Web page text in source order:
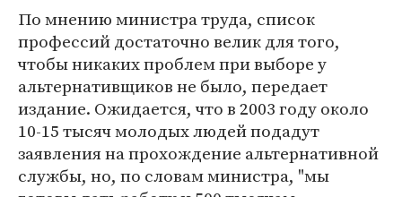
По мнению министра труда, список
профессий достаточно велик для того,
чтобы никаких проблем при выборе у
альтернативщиков не было, передает
издание. Ожидается, что в 2003 году около
10-15 тысяч молодых людей подадут
заявления на прохождение альтернативной
службы, но, по словам министра, "мы